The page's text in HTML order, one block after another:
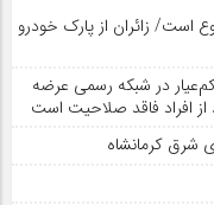
است/ زائران از پارک خودرو
در شبکه رسمی عرضه
از افراد فاقد صلاحیت است
شرق کرمانشاه